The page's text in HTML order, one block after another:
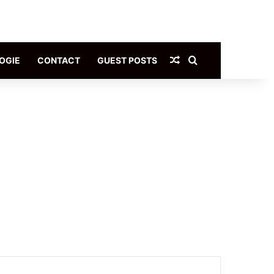
CONTACT GUEST POSTS Article Aléatoire